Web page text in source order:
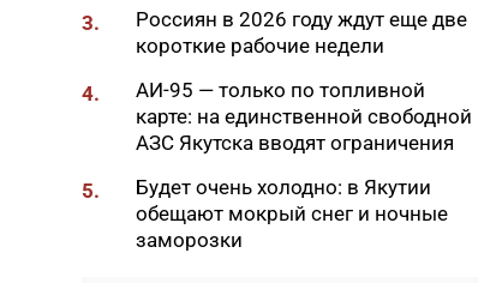
в Чаппанде готова на 75%
₽ В Томском политехе
продолжается прием
заявлений на платные места
Авиакомпания «Якутия»
объяснила четырехдневную
задержку рейса Якутск — Усть-
Нера
3.
Россиян в 2026 году ждут еще две
короткие рабочие недели
4.
АИ-95 — только по топливной
карте: на единственной свободной
АЗС Якутска вводят ограничения
5.
Будет очень холодно: в Якутии
обещают мокрый снег и ночные
заморозки